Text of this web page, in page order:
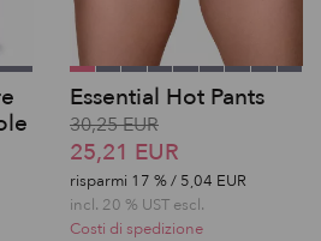
Essential Hot Pants
30,25 EUR
25,21 EUR
risparmi 17 % / 5,04 EUR
incl. 20 % UST escl.
Costi di spedizione